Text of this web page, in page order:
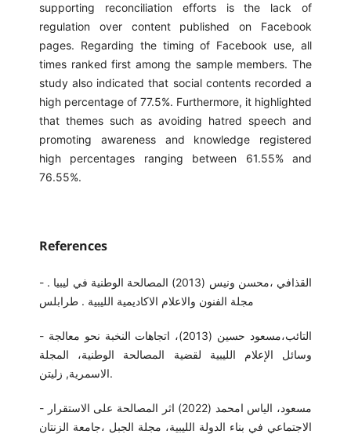
supporting reconciliation efforts is the lack of
regulation over content published on Facebook
pages. Regarding the timing of Facebook use, all
times ranked first among the sample members. The
study also indicated that social contents recorded a
high percentage of 77.5%. Furthermore, it highlighted
that themes such as avoiding hatred speech and
promoting awareness and knowledge registered
high percentages ranging between 61.55% and
76.55%.
References
- القذافي ،محسن ونيس (2013) المصالحة الوطنية في ليبيا .
مجلة الفنون والاعلام الاكاديمية الليبية . طرابلس
- التائب،مسعود حسين (2013)، اتجاهات النخبة نحو معالجة
وسائل الإعلام الليبية لقضية المصالحة الوطنية، المجلة
الاسمرية, زليتن.
- مسعود، الياس امحمد (2022) اثر المصالحة على الاستقرار
الاجتماعي في بناء الدولة الليبية، مجلة الجبل ،جامعة الزنتان